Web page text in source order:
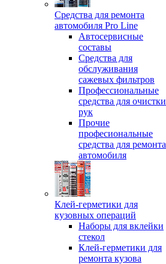
Средства для ремонта
автомобиля Pro Line
Автосервисные
составы
Средства для
обслуживания
сажевых фильтров
Профессиональные
средства для очистки
рук
Прочие
професиональные
средства для ремонта
автомобиля
Клей-герметики для
кузовных операций
Наборы для вклейки
стекол
Клей-герметики для
ремонта кузова